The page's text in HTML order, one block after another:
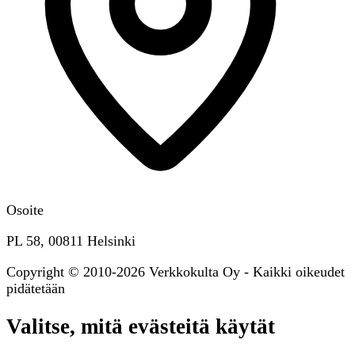
Osoite
PL 58, 00811 Helsinki
Copyright © 2010-2026 Verkkokulta Oy - Kaikki oikeudet
pidätetään
Valitse, mitä evästeitä käytät